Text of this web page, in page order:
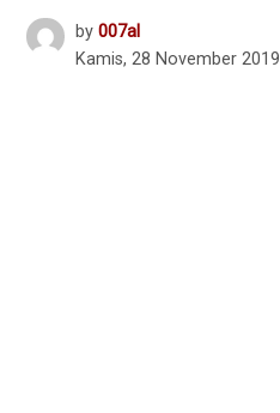
by 007al
Kamis, 28 November 2019